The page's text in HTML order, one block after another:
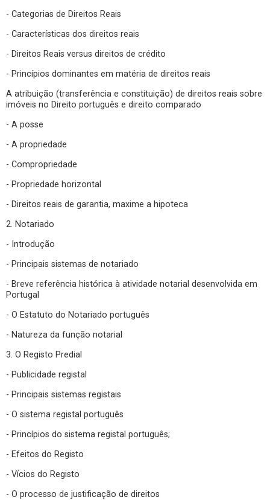
- Categorias de Direitos Reais
- Características dos direitos reais
- Direitos Reais versus direitos de crédito
- Princípios dominantes em matéria de direitos reais
A atribuição (transferência e constituição) de direitos reais sobre
imóveis no Direito português e direito comparado
- A posse
- A propriedade
- Compropriedade
- Propriedade horizontal
- Direitos reais de garantia, maxime a hipoteca
2. Notariado
- Introdução
- Principais sistemas de notariado
- Breve referência histórica à atividade notarial desenvolvida em
Portugal
- O Estatuto do Notariado português
- Natureza da função notarial
3. O Registo Predial
- Publicidade registal
- Principais sistemas registais
- O sistema registal português
- Princípios do sistema registal português;
- Efeitos do Registo
- Vícios do Registo
- O processo de justificação de direitos